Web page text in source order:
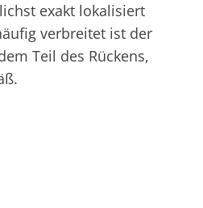
exakt lokalisiert
verbreitet ist der
Teil des Rückens,